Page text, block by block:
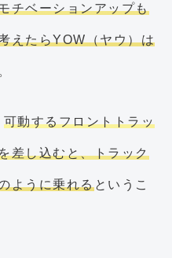
チベーションアップも
えたらYOW（ヤウ）は
可動するフロントトラッ
差し込むと、トラック
ように乗れるというこ